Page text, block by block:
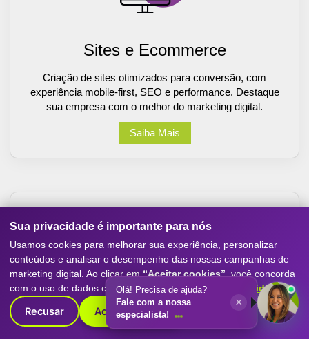
Sites e Ecommerce
Criação de sites otimizados para conversão, com
experiência mobile-first, SEO e performance. Destaque
sua empresa com o melhor do marketing digital.
Saiba Mais
Inteligência Artificial
Sua privacidade é importante para nós
Usamos cookies para melhorar sua experiência, personalizar
conteúdos e analisar o desempenho das nossas campanhas de
marketing digital. Ao clicar em “Aceitar cookies” , você concorda
com o uso de dados conforme nossaPolítica de Privacidade.
Recusar Aceitar cookies
Olá! Precisa de ajuda?
Fale com a nossa
especialista!
×